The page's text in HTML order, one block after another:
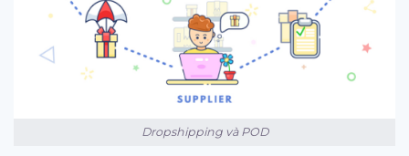
Dropshipping và POD